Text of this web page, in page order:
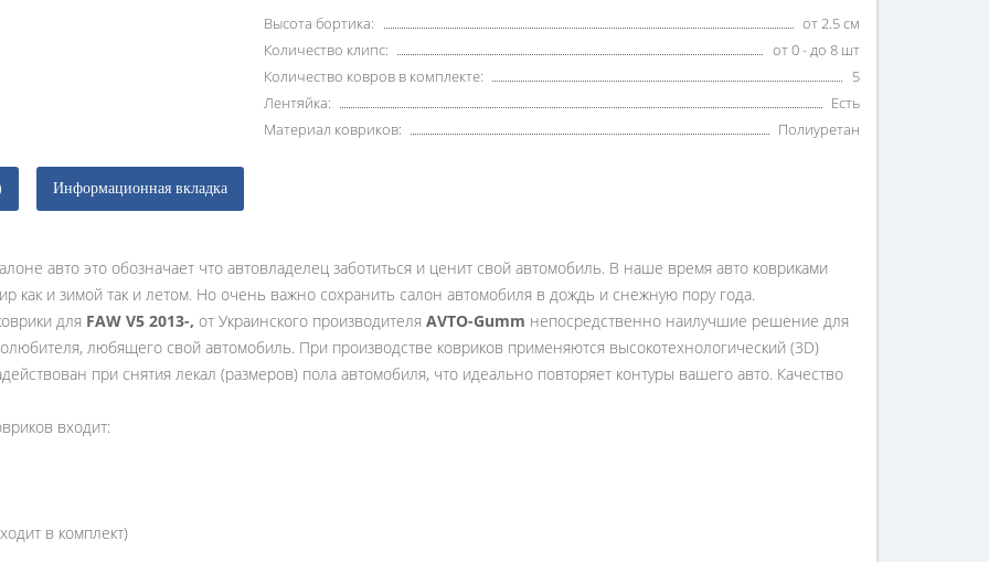
Высота бортика:
от 2.5 см
Количество клипс:
от 0 - до 8 шт
Количество ковров в комплекте:
5
Лентяйка:
Есть
Материал ковриков:
Полиуретан
Информационная вкладка
авто это обозначает что автовладелец заботиться и ценит свой автомобиль. В наше время авто ковриками
как и зимой так и летом. Но очень важно сохранить салон автомобиля в дождь и снежную пору года.
для FAW V5 2013-, от Украинского производителя AVTO-Gumm непосредственно наилучшие решение для
любящего свой автомобиль. При производстве ковриков применяются высокотехнологический (3D)
при снятия лекал (размеров) пола автомобиля, что идеально повторяет контуры вашего авто. Качество
входит:
в комплект)